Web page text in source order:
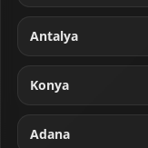
Antalya
Konya
Adana